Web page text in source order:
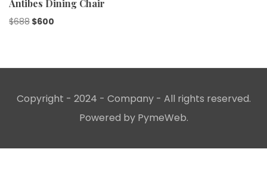
Antibes Dining Chair
$688 El
era:
$600
es:
Copyright - 2024 - Company - All rights reserved.
Powered by PymeWeb.